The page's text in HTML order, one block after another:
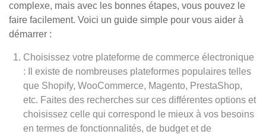
complexe, mais avec les bonnes étapes, vous pouvez le
faire facilement. Voici un guide simple pour vous aider à
démarrer :
Choisissez votre plateforme de commerce électronique
: Il existe de nombreuses plateformes populaires telles
que Shopify, WooCommerce, Magento, PrestaShop,
etc. Faites des recherches sur ces différentes options et
choisissez celle qui correspond le mieux à vos besoins
en termes de fonctionnalités, de budget et de